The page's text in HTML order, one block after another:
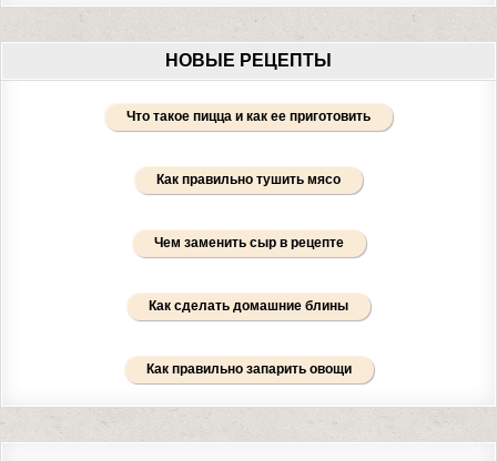
НОВЫЕ РЕЦЕПТЫ
Что такое пицца и как ее приготовить
Как правильно тушить мясо
Чем заменить сыр в рецепте
Как сделать домашние блины
Как правильно запарить овощи